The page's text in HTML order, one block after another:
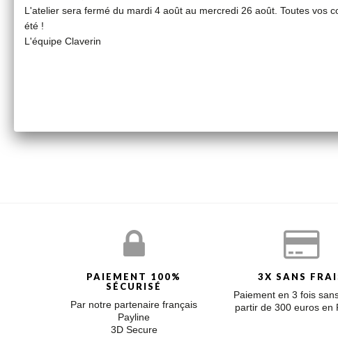
Bracelet 5 perles de turquoise et une perle blanche de 3/4
PAIEMENT 100%
SÉCURISÉ
Par notre partenaire français
Payline
3D Secure
3X SANS
Paiement en 3 fois
partir de 300 euros en
L'atelier sera fermé du mardi 4 août au mercredi 26 août. Toutes vos
été !
L'équipe Claverin